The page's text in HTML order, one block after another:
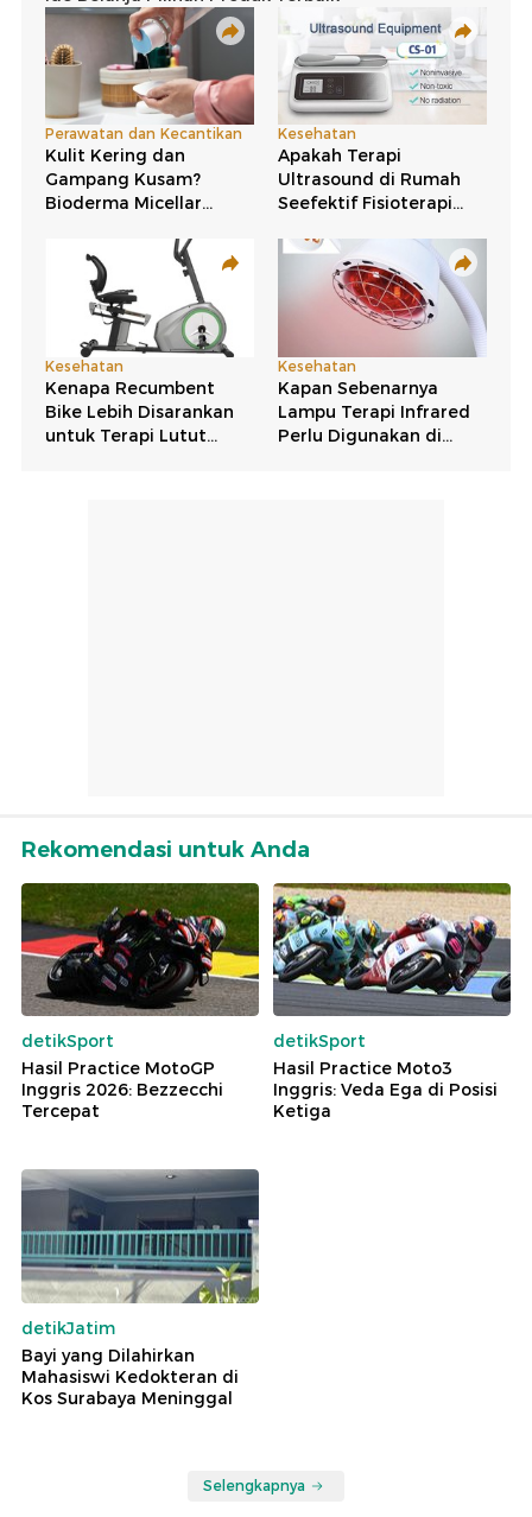
Rekomendasi untuk Anda
detikSport
Hasil Practice MotoGP
Inggris 2026: Bezzecchi
Tercepat
detikSport
Hasil Practice Moto3
Inggris: Veda Ega di Posisi
Ketiga
detikJatim
Bayi yang Dilahirkan
Mahasiswi Kedokteran di
Kos Surabaya Meninggal
Selengkapnya